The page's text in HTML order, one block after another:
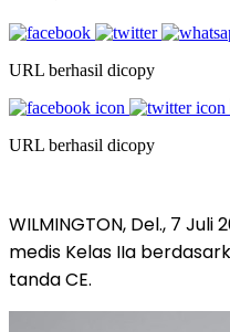
URL berhasil dicopy
URL berhasil dicopy
WILMINGTON, Del., 7 Juli
medis Kelas IIa
tanda CE.